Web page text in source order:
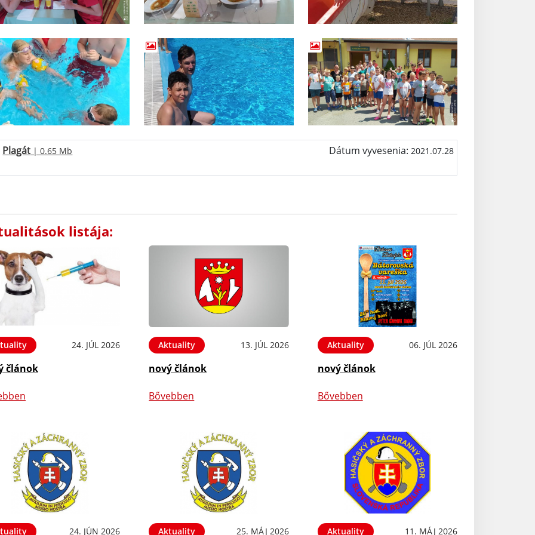
Plagát | 0.65 Mb Dátum vyvesenia: 2021.07.28
listája:
24. JÚL 2026
článok
Aktuality 13. JÚL 2026
nový článok
Bővebben
Aktuality 06. JÚL 2026
nový článok
Bővebben
24. JÚN 2026 Aktuality 25. MÁJ 2026 Aktuality 11. MÁJ 2026